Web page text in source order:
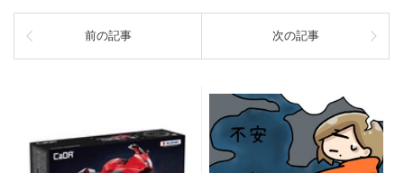
前の記事 次の記事